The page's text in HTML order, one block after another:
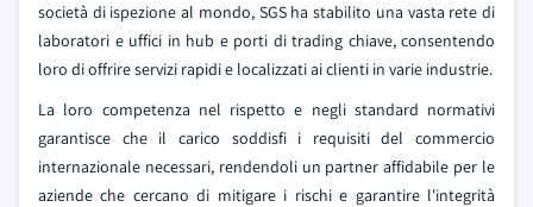
società di ispezione al mondo, SGS ha stabilito una vasta rete di
laboratori e uffici in hub e porti di trading chiave, consentendo
loro di offrire servizi rapidi e localizzati ai clienti in varie industrie.
La loro competenza nel rispetto e negli standard normativi
garantisce che il carico soddisfi i requisiti del commercio
internazionale necessari, rendendoli un partner affidabile per le
aziende che cercano di mitigare i rischi e garantire l'integrità